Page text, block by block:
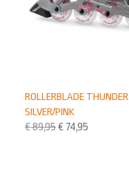
ROLLERBLADE THUNDER
SILVER/PINK
€89,95€ 74,95